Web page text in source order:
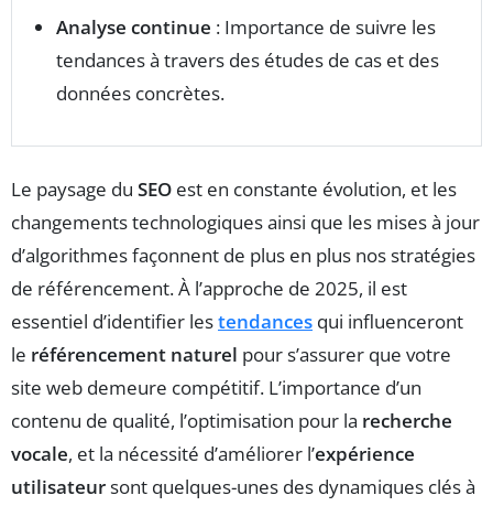
Analyse continue : Importance de suivre les
tendances à travers des études de cas et des
données concrètes.
Le paysage du SEO est en constante évolution, et les
changements technologiques ainsi que les mises à jour
d’algorithmes façonnent de plus en plus nos stratégies
de référencement. À l’approche de 2025, il est
essentiel d’identifier lestendances qui influenceront
le référencement naturel pour s’assurer que votre
site web demeure compétitif. L’importance d’un
contenu de qualité, l’optimisation pour la recherche
vocale, et la nécessité d’améliorer l’expérience
utilisateursont quelques-unes des dynamiques clés à